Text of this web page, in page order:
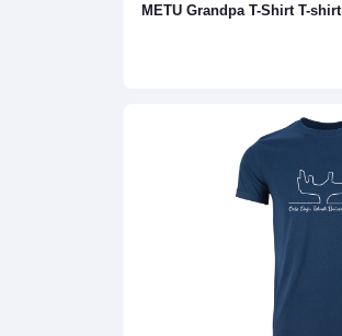
METU Grandpa T-Shirt T-shirt